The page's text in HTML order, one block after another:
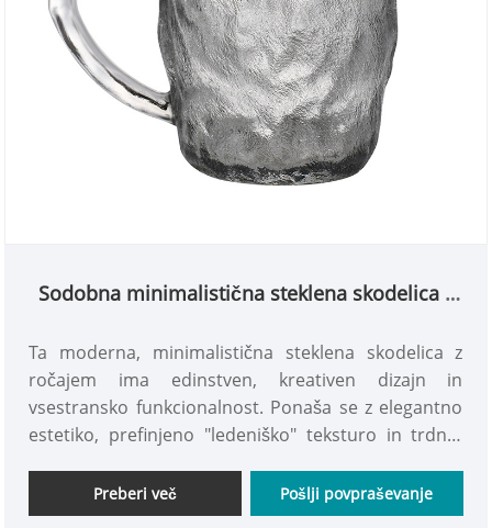
Sodobna minimalistična steklena skodelica z
Ta moderna, minimalistična steklena skodelica z
ročajem ima edinstven, kreativen dizajn in
vsestransko funkcionalnost. Ponaša se z elegantno
estetiko, prefinjeno "ledeniško" teksturo in trdno,
izvrstnega kosa.
Preberi več Pošlji povpraševanje